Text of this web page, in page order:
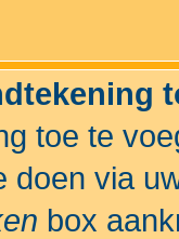
toe te
doen via
box